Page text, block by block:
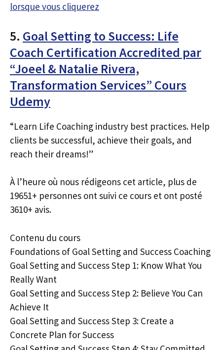
lorsque vous cliquerez
5. Goal Setting to Success: Life
Coach Certification Accredited par
“Joeel & Natalie Rivera,
Transformation Services” Cours
Udemy
“Learn Life Coaching industry best practices. Help
clients be successful, achieve their goals, and
reach their dreams!”
À l’heure où nous rédigeons cet article, plus de
19651+ personnes ont suivi ce cours et ont posté
3610+ avis.
Contenu du cours
Foundations of Goal Setting and Success Coaching
Goal Setting and Success Step 1: Know What You
Really Want
Goal Setting and Success Step 2: Believe You Can
Achieve It
Goal Setting and Success Step 3: Create a
Concrete Plan for Success